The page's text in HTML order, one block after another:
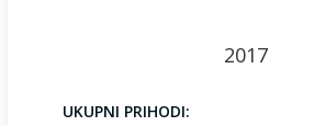
2017
UKUPNI PRIHODI: